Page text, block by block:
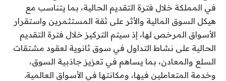
في المملكة خلال فترة التقديم الحالية، بما يتناسب مع
هيكل السوق المالية والأثر على ثقة المستثمرين واستقرار
الأسواق المرخص لها، إذ سيتم التركيز خلال فترة التقديم
الحالية على نشاط التداول في سوق ثانوية لعقود مشتقات
السلع والمعادن، بما يساهم في تعزيز جاذبية السوق،
وخدمة المتعاملين فيها، ومكانتها في الأسواق العالمية.